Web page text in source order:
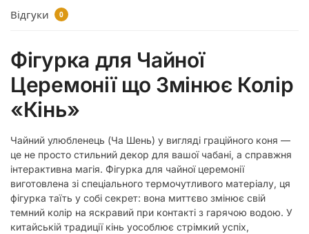
Відгуки 0
Фігурка для Чайної
Церемонії що Змінює Колір
«Кінь»
Чайний улюбленець (Ча Шень) у вигляді граційного коня —
це не просто стильний декор для вашої чабані, а справжня
інтерактивна магія. Фігурка для чайної церемонії
виготовлена зі спеціального термочутливого матеріалу, ця
фігурка таїть у собі секрет: вона миттєво змінює свій
темний колір на яскравий при контакті з гарячою водою. У
китайській традиції кінь уособлює стрімкий успіх,